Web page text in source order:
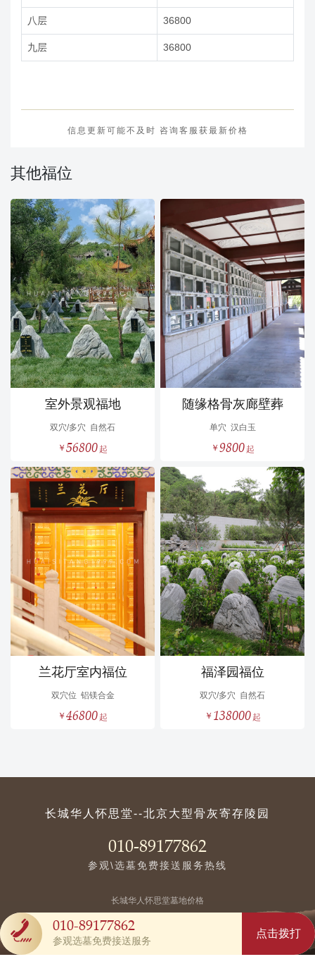
八层 36800
九层 36800
信息更新可能不及时 咨询客服获最新价格
其他福位
室外景观福地
双穴/多穴 自然石
56800
随缘格骨灰廊壁葬
单穴 汉白玉
9800
兰花厅室内福位
双穴位 铝镁合金
46800
福泽园福位
双穴/多穴 自然石
138000
长城华人怀思堂--北京大型骨灰寄存陵园
010-89177862
参观\选墓免费接送服务热线
长城华人怀思堂墓地价格
京ICP备20022338号-13
010-89177862
参观选墓免费接送服务
点击拨打